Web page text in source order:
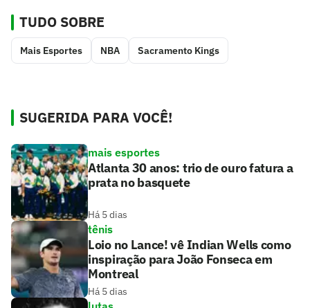
TUDO SOBRE
Mais Esportes NBA Sacramento Kings
SUGERIDA PARA VOCÊ!
mais esportes
Atlanta 30 anos: trio de ouro fatura a
prata no basquete
Há 5 dias
tênis
Loio no Lance! vê Indian Wells como
inspiração para João Fonseca em
Montreal
Há 5 dias